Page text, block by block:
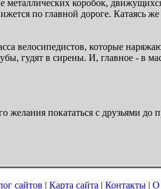
металлических коробок,
по главной дороге. Катаясь
велосипедистов, которые
гудят в сирены. И, главное - в
покататься с друзьями
сайтов | Карта сайта | Контакты | О